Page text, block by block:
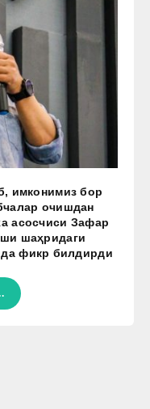
имконимиз бор
очишдан
асосчиси Зафар
шаҳридаги
фикр билдирди